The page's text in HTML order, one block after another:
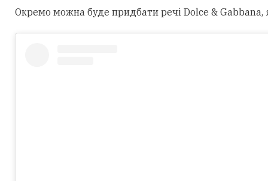
Окремо можна буде придбати речі Dolce & Gabbana,